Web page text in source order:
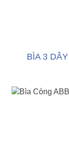
BÌA 3